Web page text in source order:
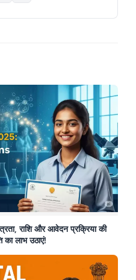
राशि और आवेदन प्रक्रिया की
का लाभ उठाएं!